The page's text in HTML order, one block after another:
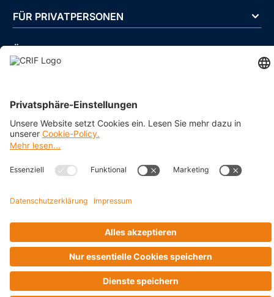
FÜR PRIVATPERSONEN
ÜBER UNS
Impressum
Datenschutz
Cookie Policy
AGB
© 2026 CRIF GmbH AT | Copyright
Rothschildplatz 3/Top 3.06.B, A-1020 Wien, Österreich
Company with Management System Certified by DNV - ISO
9001, ISO 45001, ISO/IEC 27001, ISO 14001